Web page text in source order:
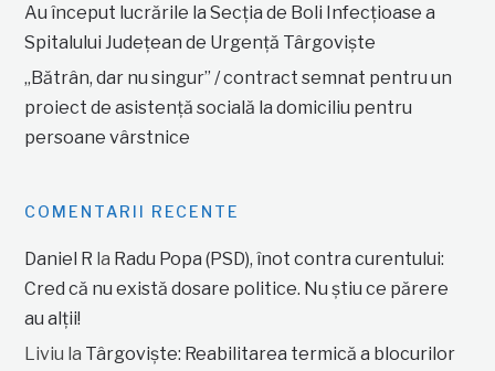
Au început lucrările la Secția de Boli Infecțioase a
Spitalului Județean de Urgență Târgoviște
„Bătrân, dar nu singur” / contract semnat pentru un
proiect de asistență socială la domiciliu pentru
persoane vârstnice
COMENTARII RECENTE
Daniel R la Radu Popa (PSD), înot contra curentului:
Cred că nu există dosare politice. Nu știu ce părere
au alții!
Liviu la Târgoviște: Reabilitarea termică a blocurilor